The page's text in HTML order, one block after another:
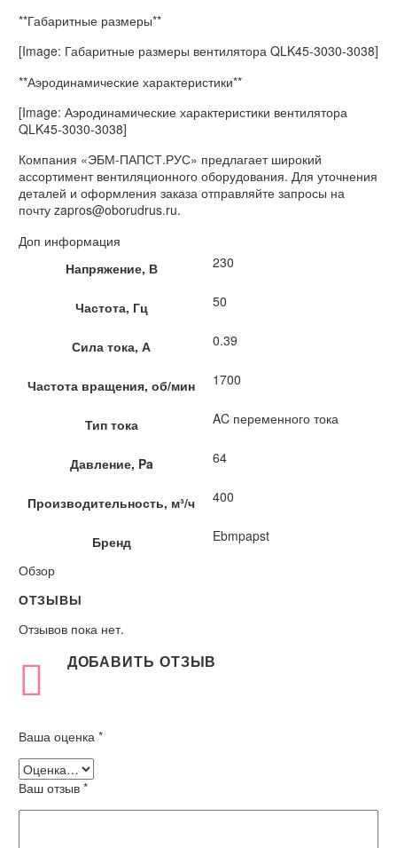
**Габаритные размеры**
[Image: Габаритные размеры вентилятора QLK45-3030-3038]
**Аэродинамические характеристики**
[Image: Аэродинамические характеристики вентилятора
QLK45-3030-3038]
Компания «ЭБМ-ПАПСТ.РУС» предлагает широкий
ассортимент вентиляционного оборудования. Для уточнения
деталей и оформления заказа отправляйте запросы на
почту zapros@oborudrus.ru.
Доп информация
Напряжение, В
230
Частота, Гц 50
Сила тока, А 0.39
Частота вращения, об/мин 1700
Тип тока AC переменного тока
Давление, Pa 64
Производительность, м³/ч 400
Бренд
Ebmpapst
Обзор
ОТЗЫВЫ
Отзывов пока нет.
ДОБАВИТЬ ОТЗЫВ
Ваша оценка *
Ваш отзыв *